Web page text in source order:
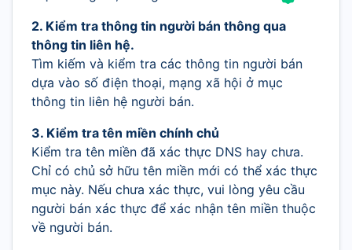
2. Kiểm tra thông tin người bán thông qua
thông tin liên hệ.
Tìm kiếm và kiểm tra các thông tin người bán
dựa vào số điện thoại, mạng xã hội ở mục
thông tin liên hệ người bán.
3. Kiểm tra tên miền chính chủ
Kiểm tra tên miền đã xác thực DNS hay chưa.
Chỉ có chủ sở hữu tên miền mới có thể xác thực
mục này. Nếu chưa xác thực, vui lòng yêu cầu
người bán xác thực để xác nhận tên miền thuộc
về người bán.